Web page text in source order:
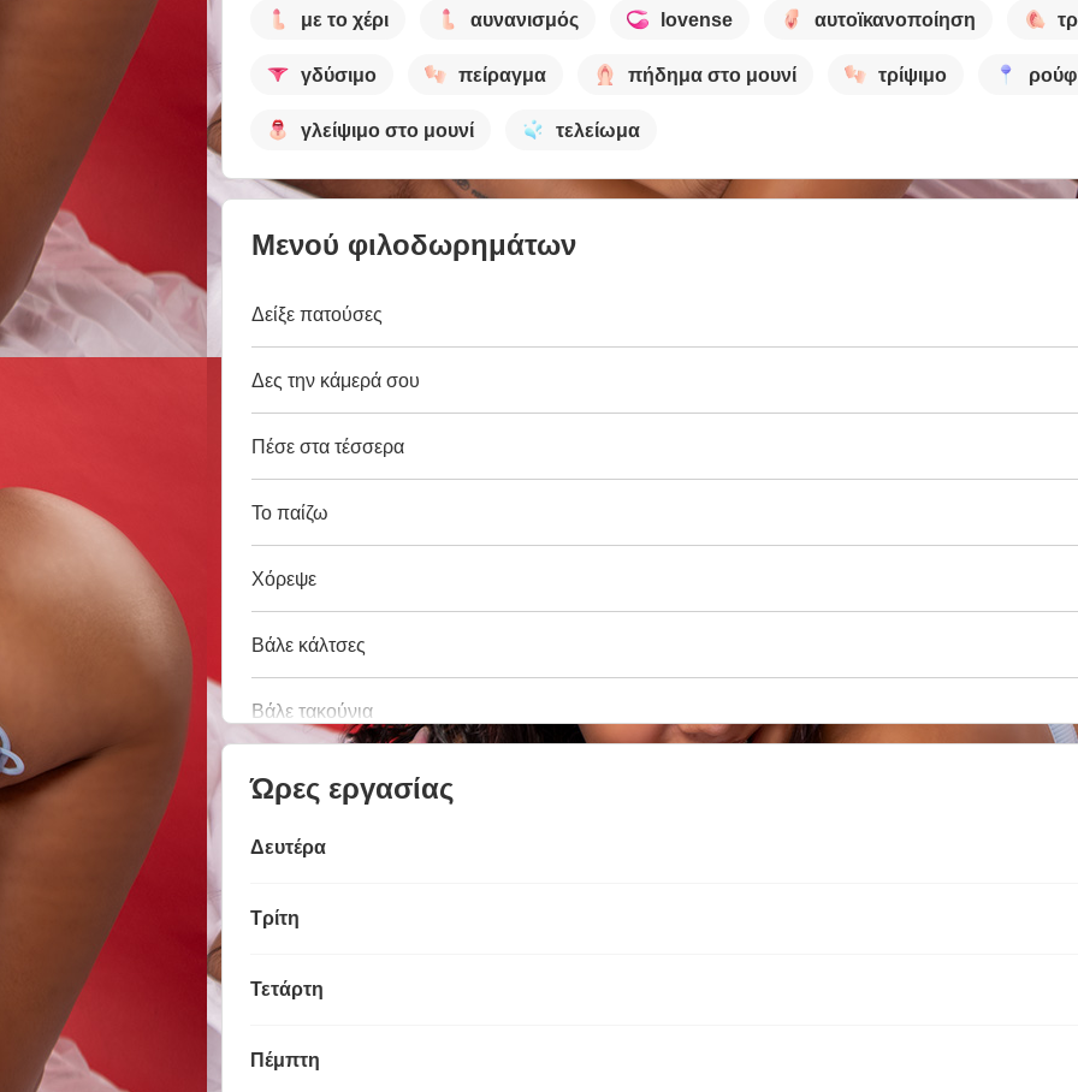
με το χέρι αυνανισμός lovense αυτοϊκανοποίηση
γδύσιμο πείραγμα πήδημα στο μουνί τρίψιμο
γλείψιμο στο μουνί τελείωμα
Μενού φιλοδωρημάτων
Δείξε πατούσες
Δες την κάμερά σου
Πέσε στα τέσσερα
Το παίζω
Χόρεψε
Βάλε κάλτσες
Βάλε τακούνια
Ώρες εργασίας
Δευτέρα
Τρίτη
Τετάρτη
Πέμπτη